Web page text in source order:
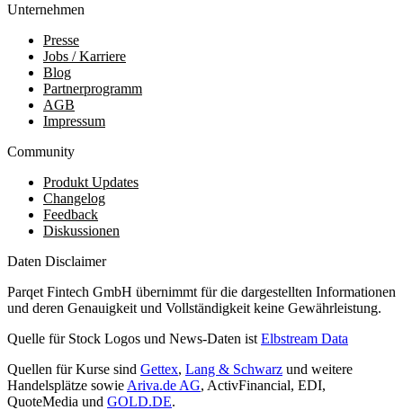
Unternehmen
Presse
Jobs / Karriere
Blog
Partnerprogramm
AGB
Impressum
Community
Produkt Updates
Changelog
Feedback
Diskussionen
Daten Disclaimer
Parqet Fintech GmbH übernimmt für die dargestellten Informationen
und deren Genauigkeit und Vollständigkeit keine Gewährleistung.
Quelle für Stock Logos und News-Daten ist Elbstream Data
Quellen für Kurse sind Gettex, Lang & Schwarz und weitere
Handelsplätze sowie Ariva.de AG, ActivFinancial, EDI,
QuoteMedia und GOLD.DE.